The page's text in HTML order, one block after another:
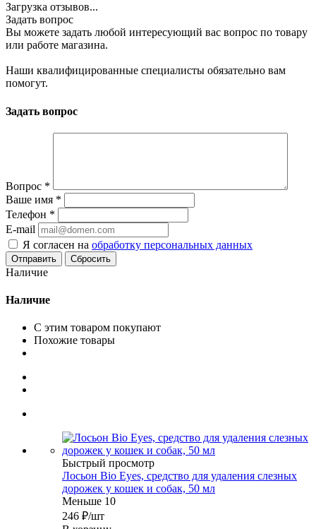
Загрузка отзывов...
Задать вопрос
Вы можете задать любой интересующий вас вопрос по товару
или работе магазина.
Наши квалифицированные специалисты обязательно вам
помогут.
Задать вопрос
Вопрос *
Ваше имя *
Телефон *
E-mail
Я согласен на обработку персональных данных
Сбросить
Наличие
Наличие
С этим товаром покупают
Похожие товары
Быстрый просмотр
Лосьон Bio Eyes, средство для удаления слезных
дорожек у кошек и собак, 50 мл
Меньше 10
246 ₽/шт